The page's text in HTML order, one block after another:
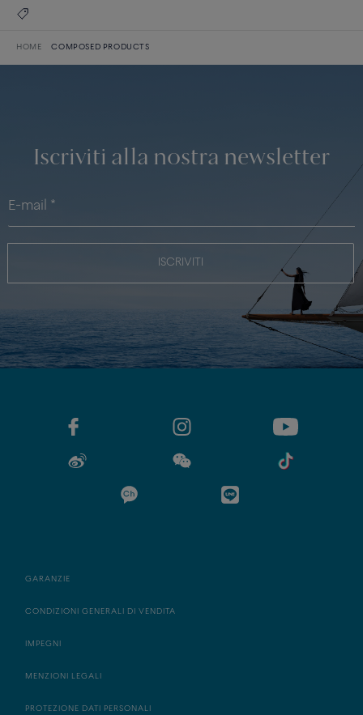
HOME COMPOSED PRODUCTS
Iscriviti alla nostra newsletter
ISCRIVITI
GARANZIE
CONDIZIONI GENERALI DI VENDITA
IMPEGNI
MENZIONI LEGALI
PROTEZIONE DATI PERSONALI